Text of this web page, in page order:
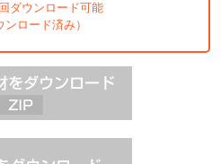
回ダウンロード可能
ンロード済み）